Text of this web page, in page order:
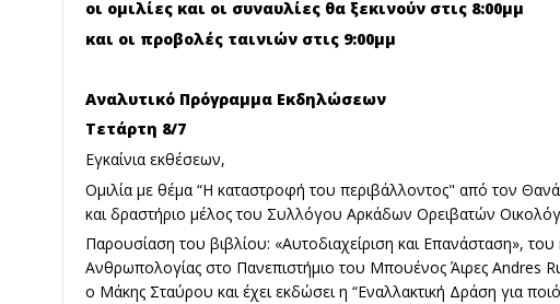
οι ομιλίες και οι συναυλίες θα ξεκινούν στις 8:00μμ
και οι προβολές ταινιών στις 9:00μμ
Αναλυτικό Πρόγραμμα Εκδηλώσεων
Τετάρτη 8/7
Εγκαίνια εκθέσεων,
Ομιλία με θέμα “Η καταστροφή του περιβάλλοντος" από τον
και δραστήριο μέλος του Συλλόγου Αρκάδων Ορειβατών
Παρουσίαση του βιβλίου: «Αυτοδιαχείριση και Επανάσταση»,
Ανθρωπολογίας στο Πανεπιστήμιο του Μπουένος Άιρες Andres
ο Μάκης Σταύρου και έχει εκδώσει η “Εναλλακτική Δράση για